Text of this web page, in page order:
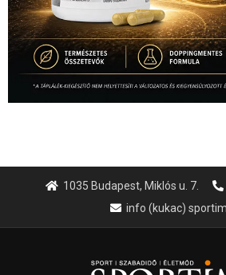
1035 Budapest, Miklós u. 7.
info (kukac)